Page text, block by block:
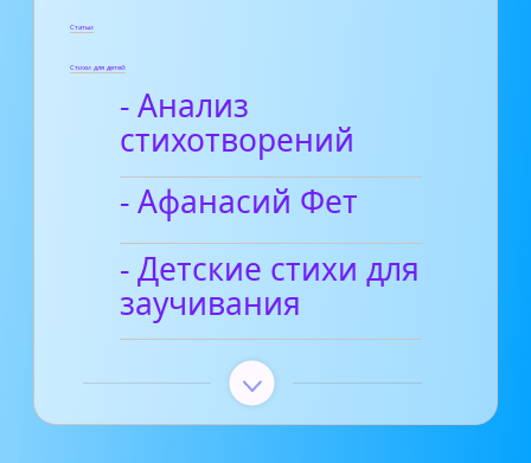
Статьи
Стихи для детей
- Анализ
стихотворений
- Афанасий Фет
- Детские стихи для
заучивания